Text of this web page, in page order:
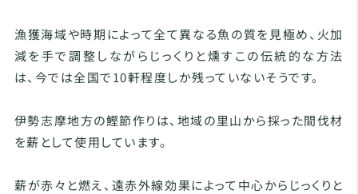
漁獲海域や時期によって全て異なる魚の質を見極め、火加
減を手で調整しながらじっくりと燻すこの伝統的な方法
は、今では全国で10軒程度しか残っていないそうです。
伊勢志摩地方の鰹節作りは、地域の里山から採った間伐材
を薪として使用しています。
薪が赤々と燃え、遠赤外線効果によって中心からじっくりと